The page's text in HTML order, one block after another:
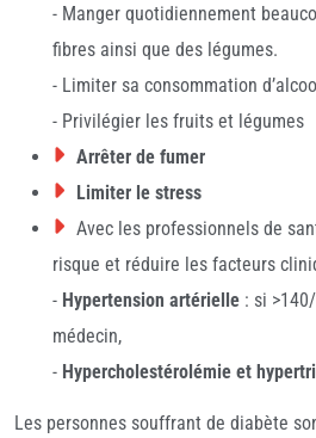
- Manger quotidiennement
fibres ainsi que des légumes.
- Limiter sa consommation
- Privilégier les fruits et légumes
Arrêter de fumer
Limiter le stress
Avec les professionnels de
risque et réduire les facteurs
- Hypertension artérielle : si
médecin,
- Hypercholestérolémie et
Les personnes souffrant de diabète